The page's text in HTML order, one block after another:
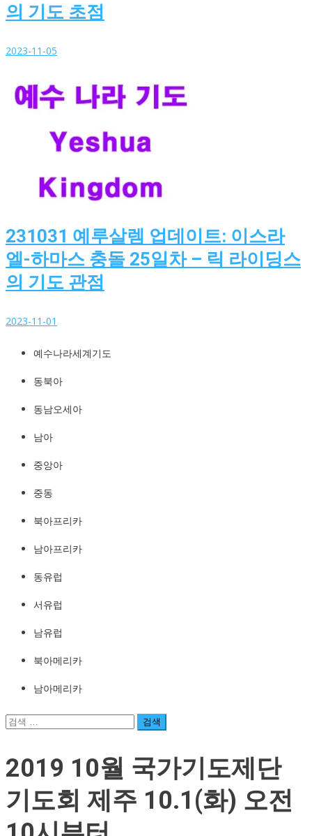
의 기도 초점
2023-11-05
231031 예루살렘 업데이트: 이스라
엘-하마스 충돌 25일차 – 릭 라이딩스
의 기도 관점
2023-11-01
예수나라세계기도
http://YeshuaKingdom.kr
예수나라세계기도
동북아
동남오세아
남아
중앙아
중동
북아프리카
남아프리카
동유럽
서유럽
남유럽
북아메리카
남아메리카
검
2019 10월 국가기도제단
기도회 제주 10.1(화) 오전